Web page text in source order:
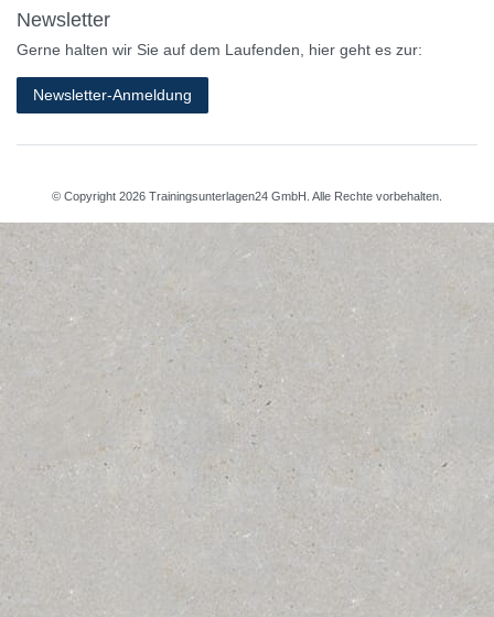
Newsletter
Gerne halten wir Sie auf dem Laufenden, hier geht es zur:
Newsletter-Anmeldung
© Copyright 2026 Trainingsunterlagen24 GmbH. Alle Rechte vorbehalten.